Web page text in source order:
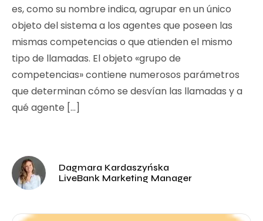
es, como su nombre indica, agrupar en un único
objeto del sistema a los agentes que poseen las
mismas competencias o que atienden el mismo
tipo de llamadas. El objeto «grupo de
competencias» contiene numerosos parámetros
que determinan cómo se desvían las llamadas y a
qué agente […]
Dagmara Kardaszyńska
LiveBank Marketing Manager